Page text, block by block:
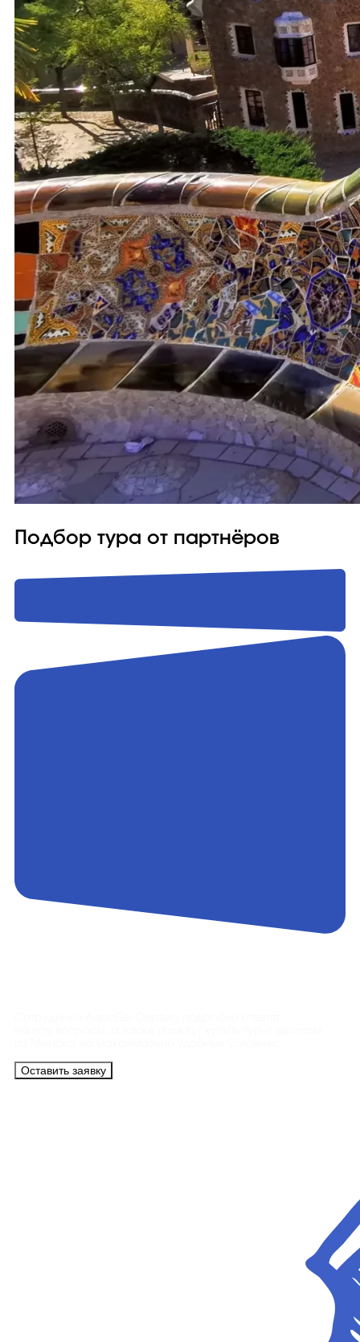
Подбор тура от партнёров
Оставить заявку